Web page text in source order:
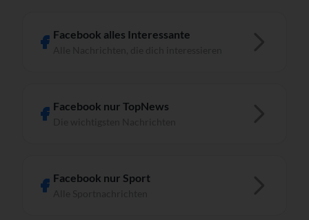
Facebook alles Interessante
Facebook nur TopNews
Facebook nur Sport